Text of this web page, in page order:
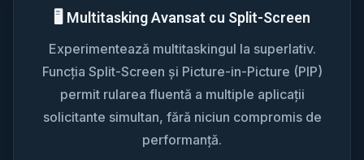
🖥️ Multitasking Avansat cu Split-Screen
Experimentează multitaskingul la superlativ.
Funcția Split-Screen și Picture-in-Picture (PIP)
permit rularea fluentă a multiple aplicații
solicitante simultan, fără niciun compromis de
performanță.